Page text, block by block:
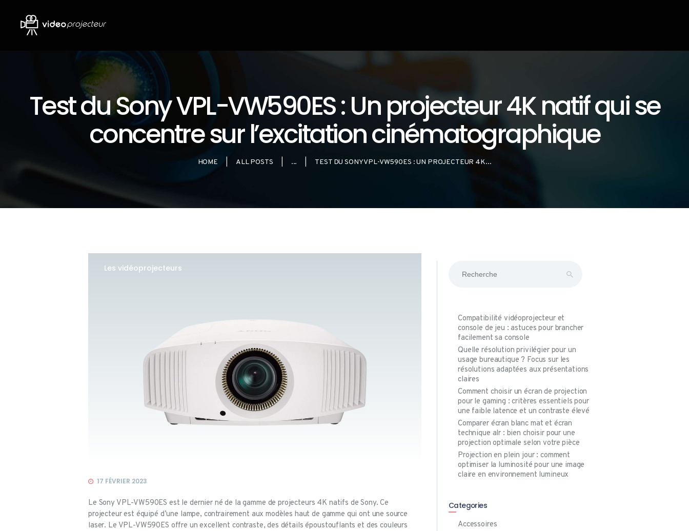
Test du Sony VPL-VW590ES : Un projecteur 4K natif qui se
concentre sur l’excitation cinématographique
HOME ALL POSTS ... TEST DU SONY VPL-VW590ES : UN PROJECTEUR 4K...
RS
Les vidéoprojecteurs
17 FÉVRIER 2023
Le Sony VPL-VW590ES est le dernier né de la gamme de projecteurs 4K natifs de Sony. Ce
projecteur est équipé d’une lampe, contrairement aux modèles haut de gamme qui ont une source
laser. Le VPL-VW590ES offre un excellent contraste, des détails époustouflants et des couleurs
Compatibilité vidéoprojecteur et
console de jeu : astuces pour brancher
facilement sa console
Quelle résolution privilégier pour un
usage bureautique ? Focus sur les
résolutions adaptées aux présentations
claires
Comment choisir un écran de projection
pour le gaming : critères essentiels pour
une faible latence et un contraste élevé
Comparer écran blanc mat et écran
technique alr : bien choisir pour une
projection optimale selon votre pièce
Projection en plein jour : comment
optimiser la luminosité pour une image
claire en environnement lumineux
Categories
Accessoires